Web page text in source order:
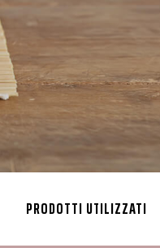
PRODOTTI UTILIZZATI